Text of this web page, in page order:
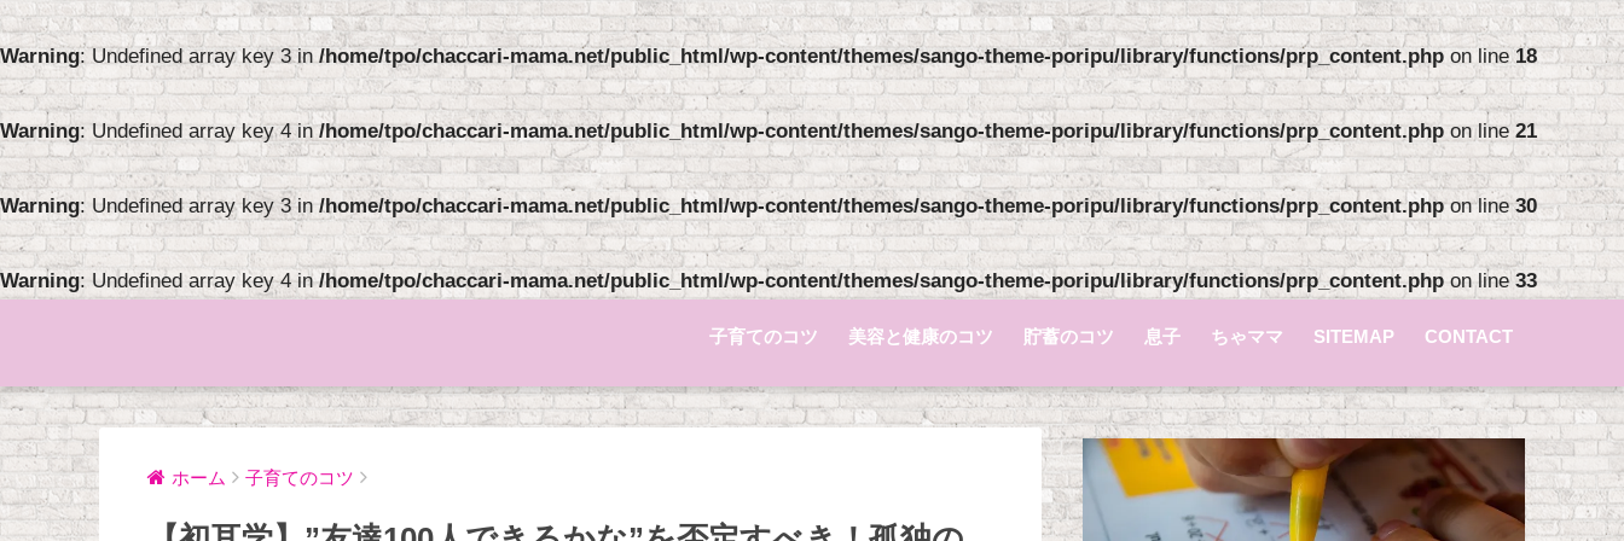
Warning: Undefined array key 3 in/home/tpo/chaccari-mama.net/public_html/wp-content/themes/sango-theme-poripu/library/functions/prp_content.phpon line18
Warning: Undefined array key 4 in/home/tpo/chaccari-mama.net/public_html/wp-content/themes/sango-theme-poripu/library/functions/prp_content.php on line21
Warning: Undefined array key 3 in/home/tpo/chaccari-mama.net/public_html/wp-content/themes/sango-theme-poripu/library/functions/prp_content.phpon line30
Warning: Undefined array key 4 in/home/tpo/chaccari-mama.net/public_html/wp-content/themes/sango-theme-poripu/library/functions/prp_content.php on line33
子育てのコツ 美容と健康のコツ 貯蓄のコツ 息子 ちゃママ SITEMAP CONTACT
ホーム 子育てのコツ